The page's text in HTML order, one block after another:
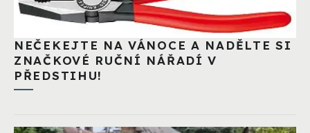
NEČEKEJTE NA VÁNOCE A NADĚLTE SI
ZNAČKOVÉ RUČNÍ NÁŘADÍ V
PŘEDSTIHU!